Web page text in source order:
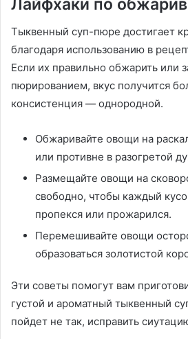
Лайфхаки по
Тыквенный суп-пюре достигает
благодаря использованию в
Если их правильно обжарить или
пюрированием, вкус получится
консистенция — однородной.
Обжаривайте овощи на
или противне в разогретой
Размещайте овощи на
свободно, чтобы каждый
пропекся или прожарился.
Перемешивайте овощи
образоваться золотистой
Эти советы помогут вам
густой и ароматный тыквенный
пойдет не так, исправить